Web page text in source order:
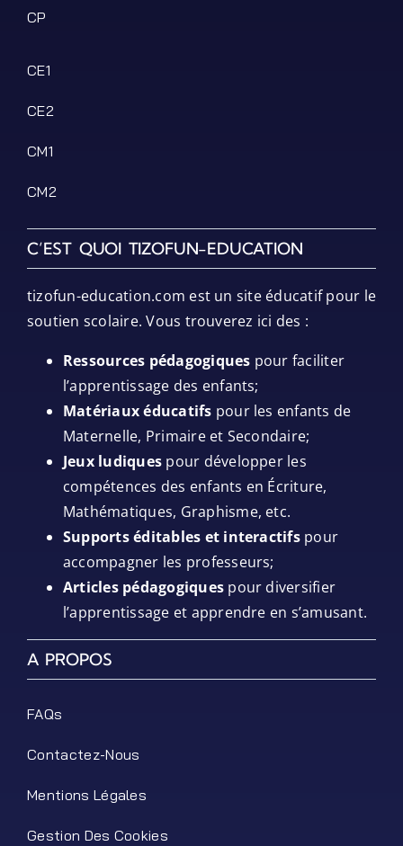
CP
CE1
CE2
CM1
CM2
C’EST QUOI TIZOFUN-EDUCATION
tizofun-education.com est un site éducatif pour le
soutien scolaire. Vous trouverez ici des :
Ressources pédagogiques pour faciliter
l’apprentissage des enfants;
Matériaux éducatifs pour les enfants de
Maternelle, Primaire et Secondaire;
Jeux ludiques pour développer les
compétences des enfants en Écriture,
Mathématiques, Graphisme, etc.
Supports éditables et interactifspour
accompagner les professeurs;
Articles pédagogiques pour diversifier
l’apprentissage et apprendre en s’amusant.
A PROPOS
FAQs
Contactez-Nous
Mentions Légales
Gestion Des Cookies